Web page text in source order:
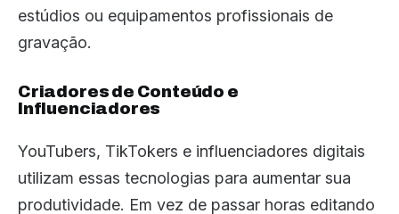
estúdios ou equipamentos profissionais de
gravação.
Criadores de Conteúdo e
Influenciadores
YouTubers, TikTokers e influenciadores digitais
utilizam essas tecnologias para aumentar sua
produtividade. Em vez de passar horas editando